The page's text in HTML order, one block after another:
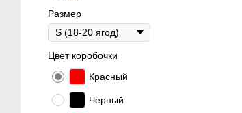
Размер
Цвет коробочки
Красный
Черный